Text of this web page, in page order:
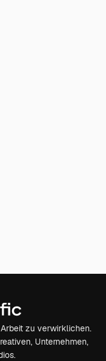
zu verwirklichen.
Unternehmen,